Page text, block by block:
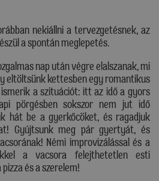
nekiállni a tervezgetésnek, az
a spontán meglepetés.
nap után végre elalszanak, mi
eltöltsünk kettesben egy romantikus
a szituációt: itt az idő a gyors
pörgésben sokszor nem jut idő
hát be a gyerkőcöket, és ragadjuk
Gyújtsunk meg pár gyertyát, és
Némi improvizálással és a
a vacsora felejthetetlen esti
és a szerelem!